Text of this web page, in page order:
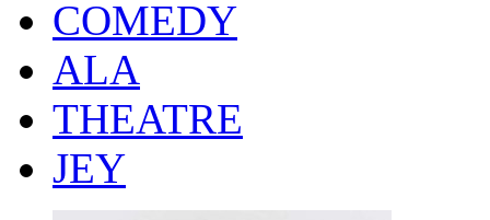
COMEDY
ALA
THEATRE
JEY